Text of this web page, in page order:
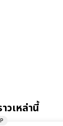
วเหล่านี้